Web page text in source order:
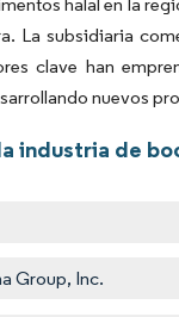
La subsidiaria
clave han
nuevos
industria de
Group, Inc.